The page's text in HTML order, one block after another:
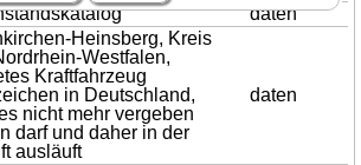
daten
Heinsberg, Kreis
Westfalen,
Kraftfahrzeug
in Deutschland,
nicht mehr vergeben
darf und daher in der
ausläuft
daten